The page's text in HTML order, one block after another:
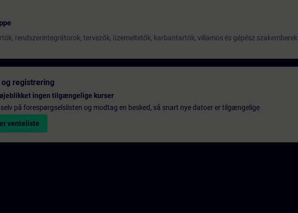
rendszerintegrátorok, tervezők, üzemeltetők, karbantartók, villamos és gépész szakemberek
og registrering
øjeblikket ingen tilgængelige kurser
på forespørgselslisten og modtag en besked, så snart nye datoer er tilgængelige
venteliste